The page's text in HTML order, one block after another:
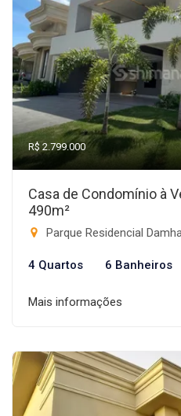
R$ 2.799.000
Casa de Condomínio à
490m²
Parque Residencial Damha
4 Quartos 6 Banheiros
Mais informações